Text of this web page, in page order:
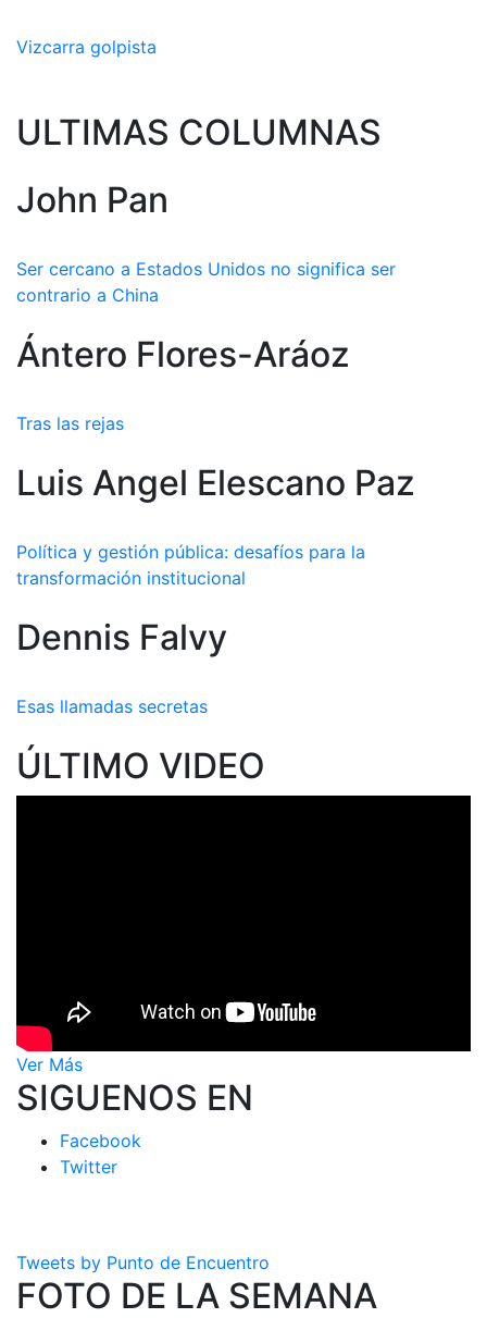
Vizcarra golpista
ULTIMAS COLUMNAS
John Pan
Ser cercano a Estados Unidos no significa ser
contrario a China
Ántero Flores-Aráoz
Tras las rejas
Luis Angel Elescano Paz
Política y gestión pública: desafíos para la
transformación institucional
Dennis Falvy
Esas llamadas secretas
ÚLTIMO VIDEO
Ver Más
SIGUENOS EN
Facebook
Twitter
Tweets by Punto de Encuentro
FOTO DE LA SEMANA